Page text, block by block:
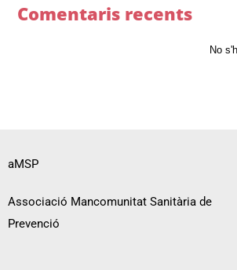
Comentaris recents
No
aMSP
Associació Mancomunitat Sanitària de
Prevenció